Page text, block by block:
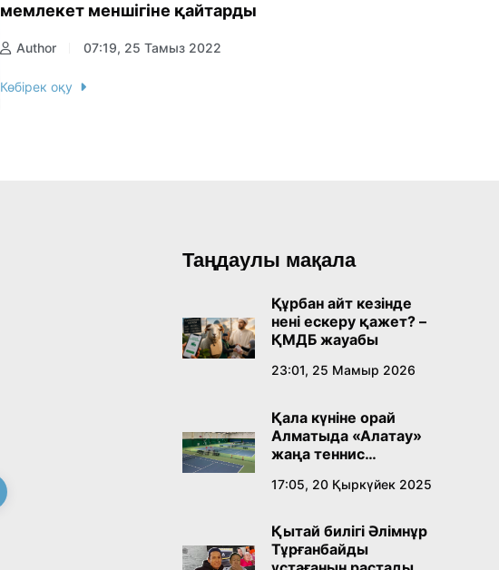
мемлекет меншігіне қайтарды
Author 07:19, 25 Тамыз 2022
Көбірек оқу
Таңдаулы мақала
Құрбан айт кезінде
нені ескеру қажет? –
ҚМДБ жауабы
23:01, 25 Мамыр 2026
Қала күніне орай
Алматыда «Алатау»
жаңа теннис
17:05, 20 Қыркүйек 2025
Қытай билігі Әлімнұр
Тұрғанбайды